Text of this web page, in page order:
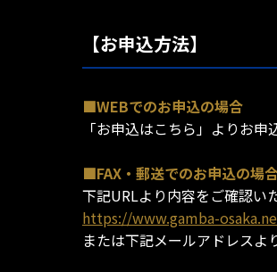
【お申込方法】
■WEBでのお申込の場合
「お申込はこちら」よりお申
■FAX・郵送でのお申込の場
下記URLより内容をご確認い
https://www.gamba-
または下記メールアドレスよ